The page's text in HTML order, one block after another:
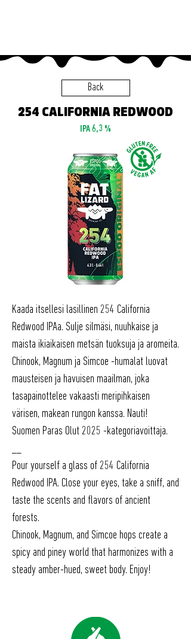
Back
254 CALIFORNIA REDWOOD
IPA 6,3 %
Kaada itsellesi lasillinen 254 California
Redwood IPAa. Sulje silmäsi, nuuhkaise ja
maista ikiaikaisen metsän tuoksuja ja aromeita.
Chinook, Magnum ja Simcoe -humalat luovat
mausteisen ja havuisen maailman, joka
tasapainottelee vakaasti meripihkaisen
värisen, makean rungon kanssa. Nauti!
Suomen Paras Olut 2025 -kategoriavoittaja.
Pour yourself a glass of 254 California
Redwood IPA. Close your eyes, take a sniff, and
taste the scents and flavors of ancient
forests.
Chinook, Magnum, and Simcoe hops create a
spicy and piney world that harmonizes with a
steady amber-hued, sweet body. Enjoy!